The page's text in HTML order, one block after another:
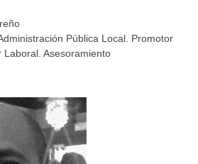
Pública Local. Promotor
Asesoramiento